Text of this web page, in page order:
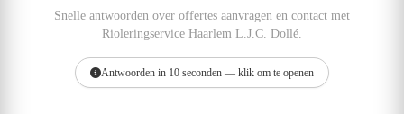
Snelle antwoorden over offertes aanvragen en contact met
Rioleringservice Haarlem L.J.C. Dollé.
Antwoorden in 10 seconden — klik om te openen